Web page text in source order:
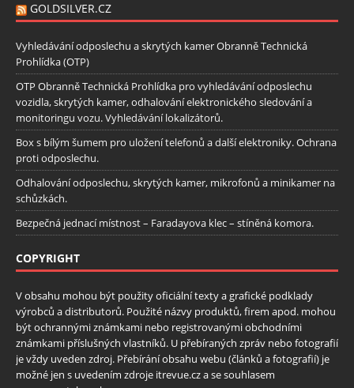
GOLDSILVER.CZ
Vyhledávání odposlechu a skrytých kamer Obranně Technická
Prohlídka (OTP)
OTP Obranně Technická Prohlídka pro vyhledávání odposlechu
vozidla, skrytých kamer, odhalování elektronického sledování a
monitoringu vozu. Vyhledávání lokalizátorů.
Box s bílým šumem pro uložení telefonů a další elektroniky. Ochrana
proti odposlechu.
Odhalování odposlechu, skrytých kamer, mikrofonů a minikamer na
schůzkách.
Bezpečná jednací místnost – Faradayova klec – stíněná komora.
COPYRIGHT
V obsahu mohou být použity oficiální texty a grafické podklady
výrobců a distributorů. Použité názvy produktů, firem apod. mohou
být ochrannými známkami nebo registrovanými obchodními
známkami příslušných vlastníků. U přebíraných zpráv nebo fotografií
je vždy uveden zdroj. Přebírání obsahu webu (článků a fotografií) je
možné jen s uvedením zdroje itrevue.cz a se souhlasem